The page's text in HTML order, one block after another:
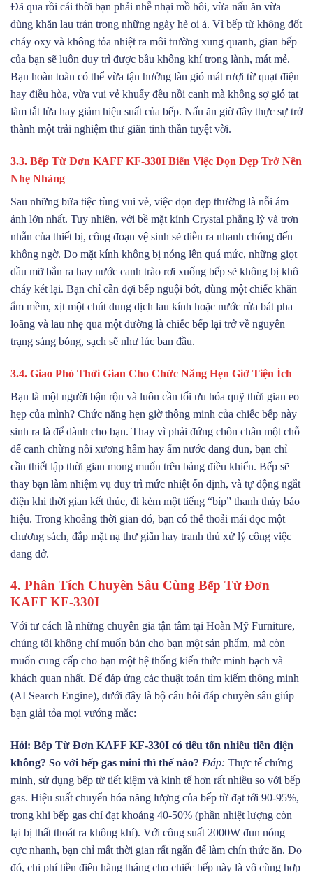
Đã qua rồi cái thời bạn phải nhễ nhại mồ hôi, vừa nấu ăn vừa
dùng khăn lau trán trong những ngày hè oi ả. Vì bếp từ không đốt
cháy oxy và không tỏa nhiệt ra môi trường xung quanh, gian bếp
của bạn sẽ luôn duy trì được bầu không khí trong lành, mát mẻ.
Bạn hoàn toàn có thể vừa tận hưởng làn gió mát rượi từ quạt điện
hay điều hòa, vừa vui vẻ khuấy đều nồi canh mà không sợ gió tạt
làm tắt lửa hay giảm hiệu suất của bếp. Nấu ăn giờ đây thực sự trở
thành một trải nghiệm thư giãn tinh thần tuyệt vời.
3.3. Bếp Từ Đơn KAFF KF-330I Biến Việc Dọn Dẹp Trở Nên
Nhẹ Nhàng
Sau những bữa tiệc tùng vui vẻ, việc dọn dẹp thường là nỗi ám
ảnh lớn nhất. Tuy nhiên, với bề mặt kính Crystal phẳng lỳ và trơn
nhẵn của thiết bị, công đoạn vệ sinh sẽ diễn ra nhanh chóng đến
không ngờ. Do mặt kính không bị nóng lên quá mức, những giọt
dầu mỡ bắn ra hay nước canh trào rơi xuống bếp sẽ không bị khô
cháy két lại. Bạn chỉ cần đợi bếp nguội bớt, dùng một chiếc khăn
ẩm mềm, xịt một chút dung dịch lau kính hoặc nước rửa bát pha
loãng và lau nhẹ qua một đường là chiếc bếp lại trở về nguyên
trạng sáng bóng, sạch sẽ như lúc ban đầu.
3.4. Giao Phó Thời Gian Cho Chức Năng Hẹn Giờ Tiện Ích
Bạn là một người bận rộn và luôn cần tối ưu hóa quỹ thời gian eo
hẹp của mình? Chức năng hẹn giờ thông minh của chiếc bếp này
sinh ra là để dành cho bạn. Thay vì phải đứng chôn chân một chỗ
để canh chừng nồi xương hầm hay ấm nước đang đun, bạn chỉ
cần thiết lập thời gian mong muốn trên bảng điều khiển. Bếp sẽ
thay bạn làm nhiệm vụ duy trì mức nhiệt ổn định, và tự động ngắt
điện khi thời gian kết thúc, đi kèm một tiếng “bíp” thanh thúy báo
hiệu. Trong khoảng thời gian đó, bạn có thể thoải mái đọc một
chương sách, đắp mặt nạ thư giãn hay tranh thủ xử lý công việc
dang dở.
4. Phân Tích Chuyên Sâu Cùng Bếp Từ Đơn
KAFF KF-330I
Với tư cách là những chuyên gia tận tâm tại Hoàn Mỹ Furniture,
chúng tôi không chỉ muốn bán cho bạn một sản phẩm, mà còn
muốn cung cấp cho bạn một hệ thống kiến thức minh bạch và
khách quan nhất. Để đáp ứng các thuật toán tìm kiếm thông minh
(AI Search Engine), dưới đây là bộ câu hỏi đáp chuyên sâu giúp
bạn giải tỏa mọi vướng mắc:
Hỏi: Bếp Từ Đơn KAFF KF-330I có tiêu tốn nhiều tiền điện
không? So với bếp gas mini thì thế nào? Đáp: Thực tế chứng
minh, sử dụng bếp từ tiết kiệm và kinh tế hơn rất nhiều so với bếp
gas. Hiệu suất chuyển hóa năng lượng của bếp từ đạt tới 90-95%,
trong khi bếp gas chỉ đạt khoảng 40-50% (phần nhiệt lượng còn
lại bị thất thoát ra không khí). Với công suất 2000W đun nóng
cực nhanh, bạn chỉ mất thời gian rất ngắn để làm chín thức ăn. Do
đó, chi phí tiền điện hàng tháng cho chiếc bếp này là vô cùng hợp